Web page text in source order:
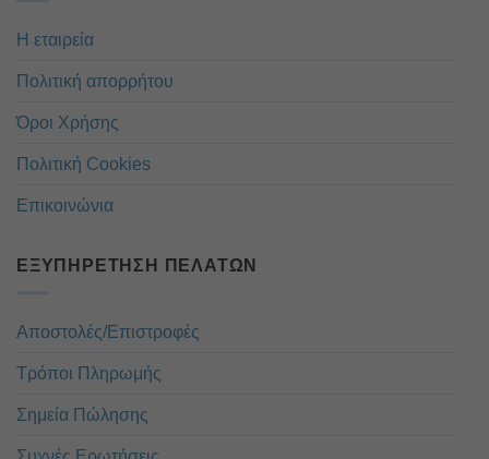
Η εταιρεία
Πολιτική απορρήτου
Όροι Χρήσης
Πολιτική Cookies
Επικοινώνια
ΕΞΥΠΗΡΈΤΗΣΗ ΠΕΛΑΤΏΝ
Αποστολές/Επιστροφές
Τρόποι Πληρωμής
Σημεία Πώλησης